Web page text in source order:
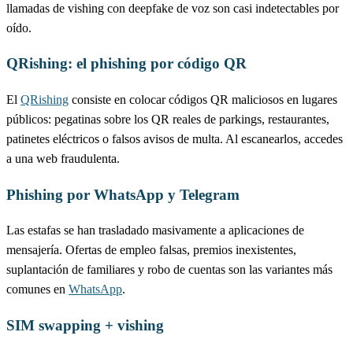
llamadas de vishing con deepfake de voz son casi indetectables por
oído.
QRishing: el phishing por código QR
El QRishing consiste en colocar códigos QR maliciosos en lugares
públicos: pegatinas sobre los QR reales de parkings, restaurantes,
patinetes eléctricos o falsos avisos de multa. Al escanearlos, accedes
a una web fraudulenta.
Phishing por WhatsApp y Telegram
Las estafas se han trasladado masivamente a aplicaciones de
mensajería. Ofertas de empleo falsas, premios inexistentes,
suplantación de familiares y robo de cuentas son las variantes más
comunes en WhatsApp.
SIM swapping + vishing